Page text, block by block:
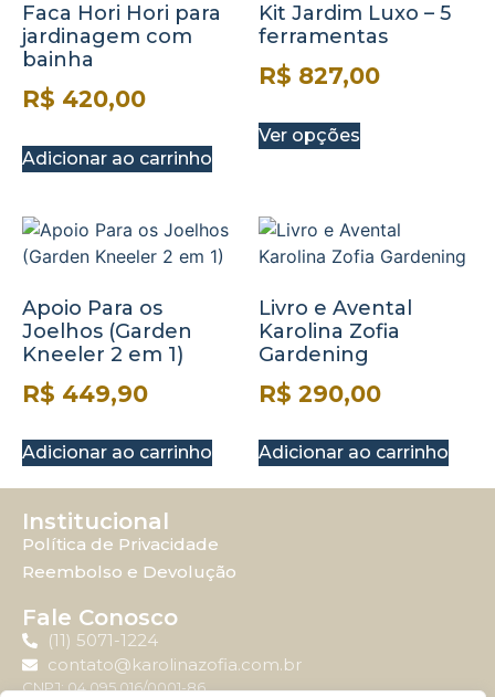
Faca Hori Hori para
jardinagem com
bainha
R$ 420,00
Adicionar ao carrinho
Kit Jardim Luxo – 5
ferramentas
R$ 827,00
Ver opções
Apoio Para os
Joelhos (Garden
Kneeler 2 em 1)
R$ 449,90
Adicionar ao carrinho
Livro e Avental
Karolina Zofia
Gardening
R$ 290,00
Adicionar ao carrinho
Institucional
Política de Privacidade
Reembolso e Devolução
Fale Conosco
(11) 5071-1224
contato@karolinazofia.com.br
CNPJ: 04.095.016/0001-86